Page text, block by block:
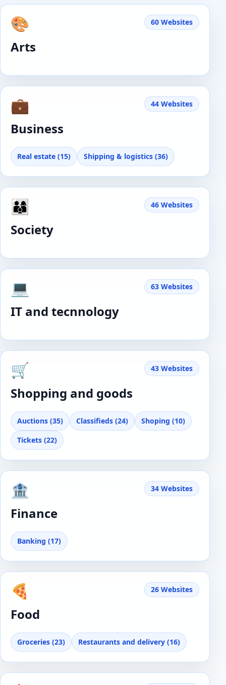
🎨
Arts
60 Websites
💼
Business
44 Websites
Real estate (15) Shipping & logistics (36)
👨‍👩‍👦
Society
46 Websites
💻
IT and tecnnology
63 Websites
🛒
Shopping and goods
43 Websites
Auctions (35) Classifieds (24)
Shoping (10)
Tickets (22)
🏦
Finance
34 Websites
Banking (17)
🍕
Food
26 Websites
Groceries (23) Restaurants and delivery (16)